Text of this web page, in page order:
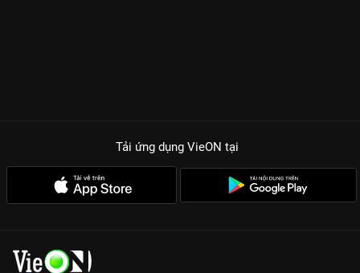
Tải ứng dụng VieON tại